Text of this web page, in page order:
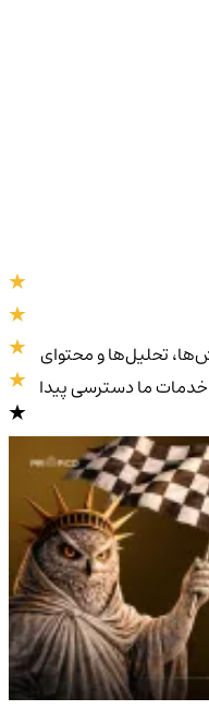
تحلیل‌ها و محتوای
خدمات ما دسترسی پیدا